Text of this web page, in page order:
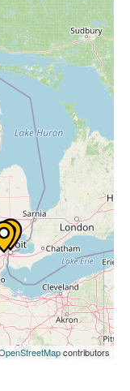
contributors